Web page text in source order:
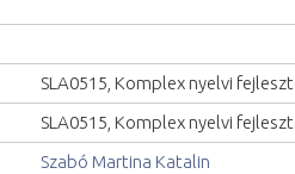
SLA0515, Komplex nyelvi
SLA0515, Komplex nyelvi
Szabó Martina Katalin